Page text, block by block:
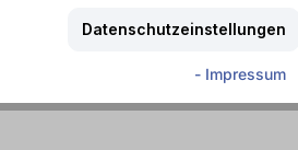
Datenschutzeinstellungen
- Impressum